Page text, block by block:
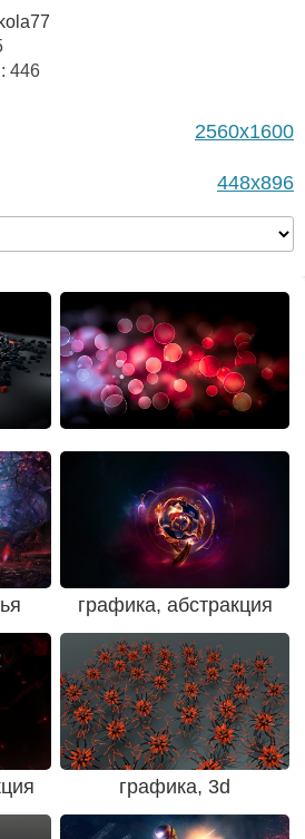
446
2560x1600
448x896
графика, абстракция
графика, 3d